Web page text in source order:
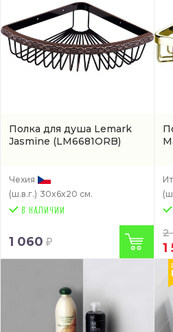
Полкa для душа Lemark
Jasmine (LM6681ORB)
Чехия
(ш.в.г.) 30x6x20 см.
1 060
2
1